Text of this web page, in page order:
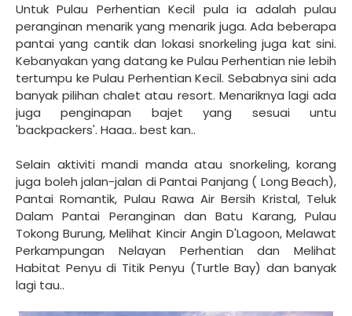
Untuk Pulau Perhentian Kecil pula ia adalah pulau
peranginan menarik yang menarik juga. Ada beberapa
pantai yang cantik dan lokasi snorkeling juga kat sini.
Kebanyakan yang datang ke Pulau Perhentian nie lebih
tertumpu ke Pulau Perhentian Kecil. Sebabnya sini ada
banyak pilihan chalet atau resort. Menariknya lagi ada
juga penginapan bajet yang sesuai untu
'backpackers'. Haaa.. best kan..
Selain aktiviti mandi manda atau snorkeling, korang
juga boleh jalan-jalan di Pantai Panjang ( Long Beach),
Pantai Romantik, Pulau Rawa Air Bersih Kristal, Teluk
Dalam Pantai Peranginan dan Batu Karang, Pulau
Tokong Burung, Melihat Kincir Angin D'Lagoon, Melawat
Perkampungan Nelayan Perhentian dan Melihat
Habitat Penyu di Titik Penyu (Turtle Bay) dan banyak
lagi tau..